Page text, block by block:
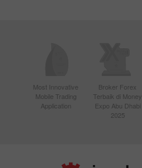
Most Innovative
Mobile Trading
Application
Broker Forex
Terbaik di Money
Expo Abu Dhabi
2025